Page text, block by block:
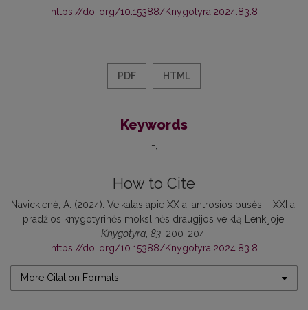
https://doi.org/10.15388/Knygotyra.2024.83.8
PDF HTML
Keywords
-
How to Cite
Navickienė, A. (2024). Veikalas apie XX a. antrosios pusės – XXI a.
pradžios knygotyrinės mokslinės draugijos veiklą Lenkijoje.
Knygotyra 83 , 200-204.
https://doi.org/10.15388/Knygotyra.2024.83.8
More Citation Formats